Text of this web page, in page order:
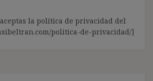
la política de privacidad del
politica-de-privacidad/]